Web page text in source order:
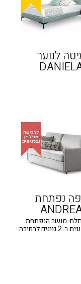
לנוער
נפתחת
מושב הנפתחת
לבחירה